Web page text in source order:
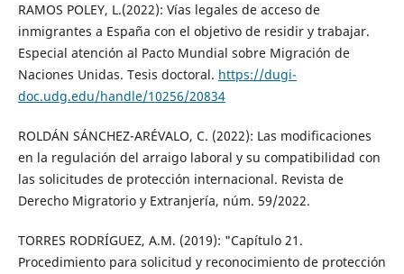
RAMOS POLEY, L.(2022): Vías legales de acceso de
inmigrantes a España con el objetivo de residir y trabajar.
Especial atención al Pacto Mundial sobre Migración de
Naciones Unidas. Tesis doctoral. https://dugi-
doc.udg.edu/handle/10256/20834
ROLDÁN SÁNCHEZ-ARÉVALO, C. (2022): Las modificaciones
en la regulación del arraigo laboral y su compatibilidad con
las solicitudes de protección internacional. Revista de
Derecho Migratorio y Extranjería, núm. 59/2022.
TORRES RODRÍGUEZ, A.M. (2019): "Capítulo 21.
Procedimiento para solicitud y reconocimiento de protección